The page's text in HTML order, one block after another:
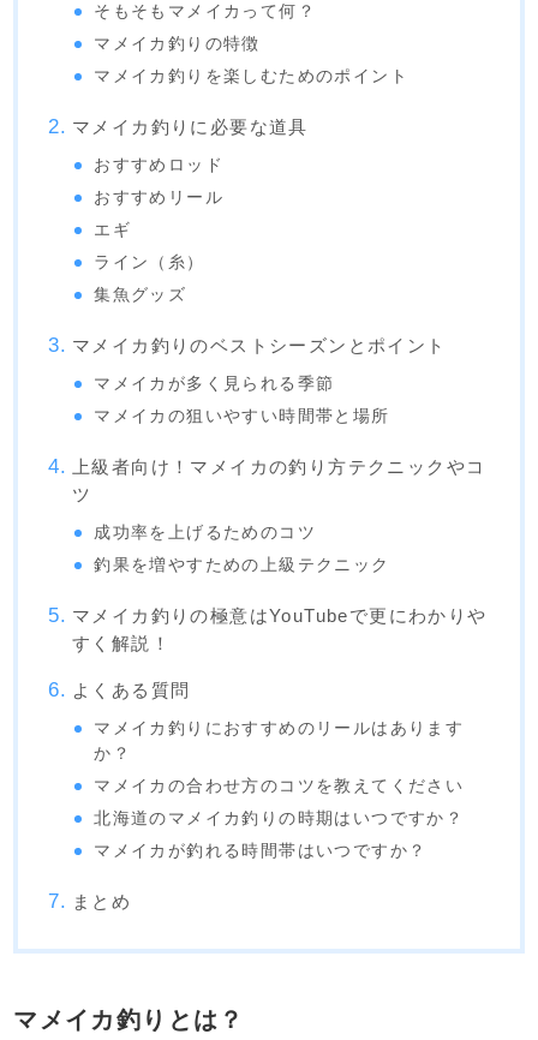
そもそもマメイカって何？
マメイカ釣りの特徴
マメイカ釣りを楽しむためのポイント
マメイカ釣りに必要な道具
おすすめロッド
おすすめリール
エギ
ライン（糸）
集魚グッズ
マメイカ釣りのベストシーズンとポイント
マメイカが多く見られる季節
マメイカの狙いやすい時間帯と場所
上級者向け！マメイカの釣り方テクニックやコ
ツ
成功率を上げるためのコツ
釣果を増やすための上級テクニック
マメイカ釣りの極意はYouTubeで更にわかりや
すく解説！
よくある質問
マメイカ釣りにおすすめのリールはあります
か？
マメイカの合わせ方のコツを教えてください
北海道のマメイカ釣りの時期はいつですか？
マメイカが釣れる時間帯はいつですか？
まとめ
マメイカ釣りとは？